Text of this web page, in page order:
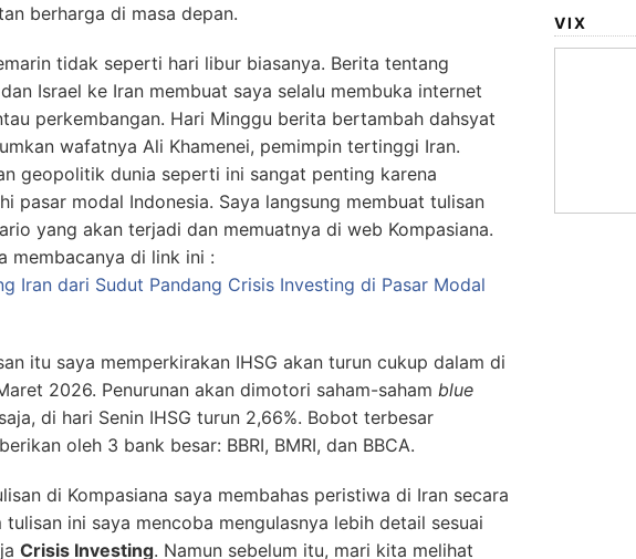
berharga di masa depan.
tidak seperti hari libur biasanya. Berita tentang
Israel ke Iran membuat saya selalu membuka internet
perkembangan. Hari Minggu berita bertambah dahsyat
wafatnya Ali Khamenei, pemimpin tertinggi Iran.
geopolitik dunia seperti ini sangat penting karena
pasar modal Indonesia. Saya langsung membuat tulisan
yang akan terjadi dan memuatnya di web Kompasiana.
membacanya di link ini :
Iran dari Sudut Pandang Crisis Investing di Pasar Modal
itu saya memperkirakan IHSG akan turun cukup dalam di
2026. Penurunan akan dimotori saham-saham blue
di hari Senin IHSG turun 2,66%. Bobot terbesar
oleh 3 bank besar: BBRI, BMRI, dan BBCA.
di Kompasiana saya membahas peristiwa di Iran secara
tulisan ini saya mencoba mengulasnya lebih detail sesuai
Crisis Investing. Namun sebelum itu, mari kita melihat
VIX